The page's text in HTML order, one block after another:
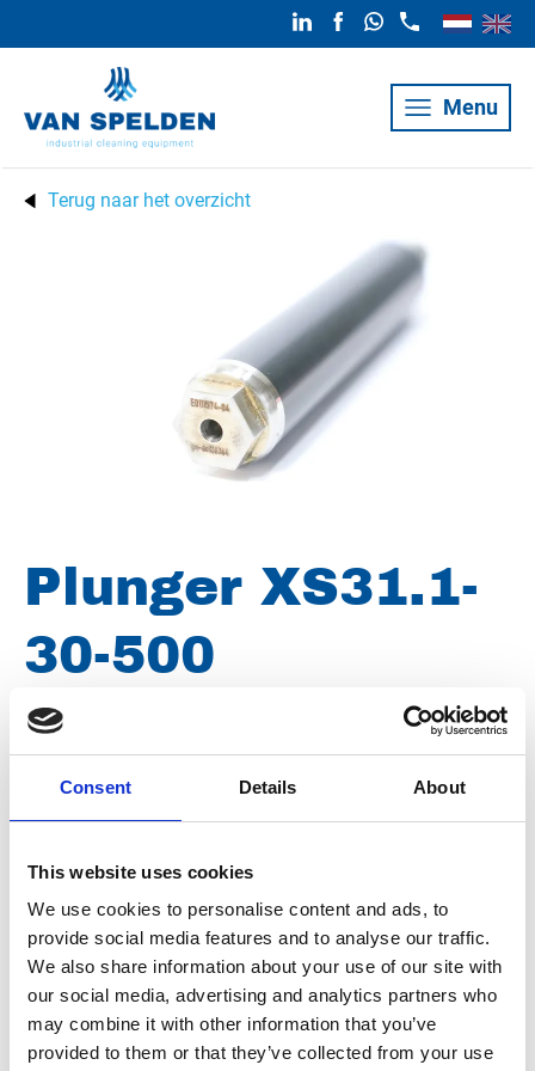
Consent Details About
This website uses cookies
We use cookies to personalise content and ads, to
provide social media features and to analyse our traffic.
We also share information about your use of our site with
our social media, advertising and analytics partners who
may combine it with other information that you’ve
provided to them or that they’ve collected from your use
Menu
Terug naar het overzicht
Plunger XS31.1-
30-500
Merk Falch
Artikelnummer 021007050111574